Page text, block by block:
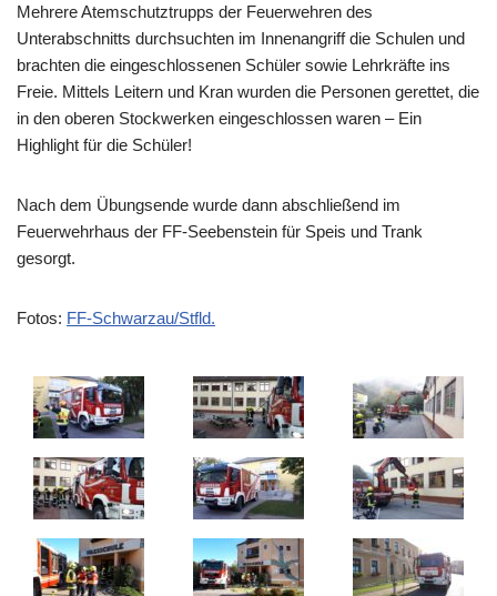
Mehrere Atemschutztrupps der Feuerwehren des
Unterabschnitts durchsuchten im Innenangriff die Schulen und
brachten die eingeschlossenen Schüler sowie Lehrkräfte ins
Freie. Mittels Leitern und Kran wurden die Personen gerettet, die
in den oberen Stockwerken eingeschlossen waren – Ein
Highlight für die Schüler!
Nach dem Übungsende wurde dann abschließend im
Feuerwehrhaus der FF-Seebenstein für Speis und Trank
gesorgt.
Fotos: FF-Schwarzau/Stfld.